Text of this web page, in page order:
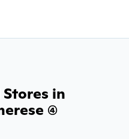
in
(4)